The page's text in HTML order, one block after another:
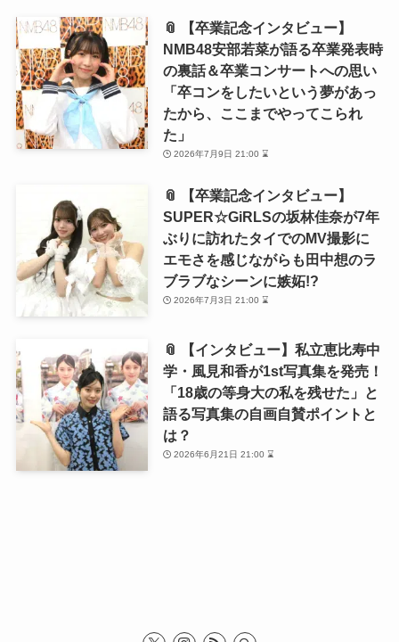
ニュース 俳優 仲村トオル 内片輝 松岡昌宏 池田鉄洋 泉里香
記事の拡散をお願いします
記事検索
索:
インタビュー
📎 【卒業記念インタビュー】